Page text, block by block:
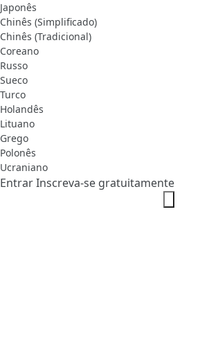
Japonês
Chinês (Simplificado)
Chinês (Tradicional)
Coreano
Russo
Sueco
Turco
Holandês
Lituano
Grego
Polonês
Ucraniano
EntrarInscreva-se gratuitamente